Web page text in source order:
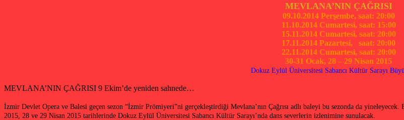
MEVLANA’NIN ÇAĞRISI
09.10.2014 Perşembe, saat: 20:00
11.10.2014 Cumartesi, saat: 15:00
15.11.2014 Cumartesi, saat: 20:00
17.11.2014 Pazartesi, saat: 20:00
22.11.2014 Cumartesi, saat: 20:00
30-31 Ocak, 28 – 29 Nisan 2015
Dokuz Eylül Üniversitesi Sabancı Kültür Sarayı
MEVLANA’NIN ÇAĞRISI 9 Ekim’de yeniden sahnede…
İzmir Devlet Opera ve Balesi geçen sezon “İzmir Prömiyeri”ni gerçekleştirdiği Mevlana’nın Çağrısı adlı baleyi bu sezonda da
2015, 28 ve 29 Nisan 2015 tarihlerinde Dokuz Eylül Üniversitesi Sabancı Kültür Sarayı’nda dans severlerin izlenimine sunulacak.